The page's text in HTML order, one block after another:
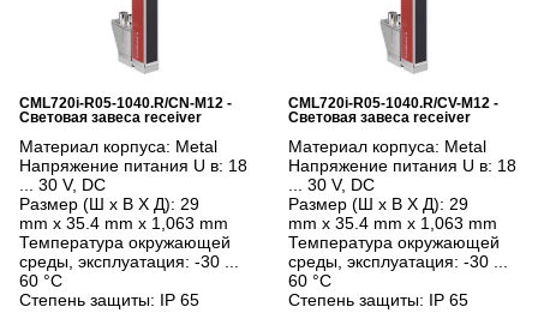
CML720i-R05-1040.R/CN-M12 -
Световая завеса receiver
Материал корпуса: Metal
Напряжение питания U в: 18
... 30 V, DC
Размер (Ш x В X Д): 29
mm x 35.4 mm x 1,063 mm
Температура окружающей
среды, эксплуатация: -30 ...
60 °C
Степень защиты: IP 65
CML720i-R05-1040.R/CV-M12 -
Световая завеса receiver
Материал корпуса: Metal
Напряжение питания U в: 18
... 30 V, DC
Размер (Ш x В X Д): 29
mm x 35.4 mm x 1,063 mm
Температура окружающей
среды, эксплуатация: -30 ...
60 °C
Степень защиты: IP 65